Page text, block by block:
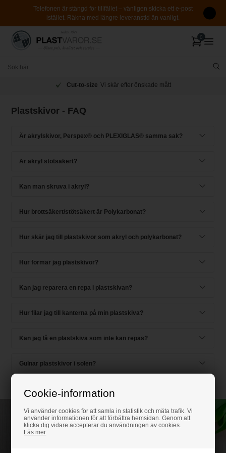
Cookie-information
Vi använder cookies för att samla in statistik och mäta trafik. Vi
använder informationen för att förbättra hemsidan. Genom att
klicka dig vidare accepterar du användningen av cookies.
Läs mer
Telefonen är stängd för tillfället – vänligen skicka ett e-post
istället. Räkna med längre leveranstid än vanligt.
Cut-to-size Vi skär efter önskade mått
Plastskivor - FAQ
Är akrylskivor, Perspex® och PLEXIGLAS® samma sak?
Är akryl stötsäkert?
Kan man skruva i akryl?
Hur brottsäkert/stötsäkert är Polykarbonat?
Hur skär jag till plastskivor som akryl och polykarbonat?
Hur formar jag plastskivor?
Kan jag reparera en repa i plastskivan?
Hur filar jag till kanterna på min plastskiva?
Kan jag få en plastskiva som inte kan repas?
Gulnar plastskivor i solen?
Ring för rådgivning